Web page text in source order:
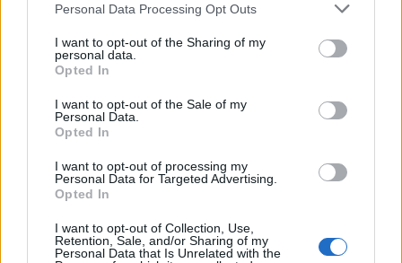
Please note that this website/app uses one or more Google
not limited to your visit or usage behaviour. You may click to
grant or deny consent to Google and its third-party tags to
use your data for below specified purposes in below Google
consent section.
Personal Data Processing Opt Outs
I want to opt-out of the Sharing of my
personal data.
Opted In
I want to opt-out of the Sale of my
Personal Data.
Opted In
I want to opt-out of processing my
Personal Data for Targeted Advertising.
Opted In
I want to opt-out of Collection, Use,
Retention, Sale, and/or Sharing of my
Personal Data that Is Unrelated with the
επόμενη τετραετία, ο Όμιλος στοχεύει μέσα από
δράσεις και ενημερωτικές καμπάνιες να ενισχύσει
την ανάπτυξη και τη διάδοση του
Παραολυμπιακού κινήματος στην Ελλάδα.